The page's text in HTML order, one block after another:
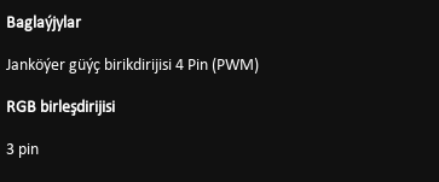
Baglaýjylar
Janköýer güýç birikdirijisi 4 Pin (PWM)
RGB birleşdirijisi
3 pin